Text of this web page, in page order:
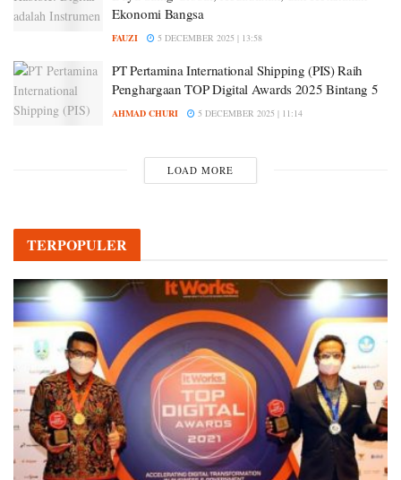
Ekonomi Bangsa
FAUZI 5 DECEMBER 2025 | 13:58
PT Pertamina International Shipping (PIS) Raih
Penghargaan TOP Digital Awards 2025 Bintang 5
AHMAD CHURI 5 DECEMBER 2025 | 11:14
LOAD MORE
TERPOPULER